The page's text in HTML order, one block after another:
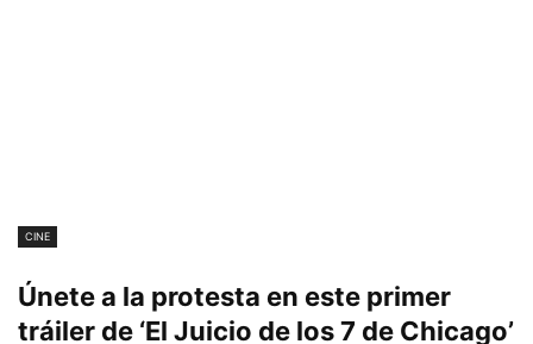
CINE
Únete a la protesta en este primer
tráiler de ‘El Juicio de los 7 de Chicago’